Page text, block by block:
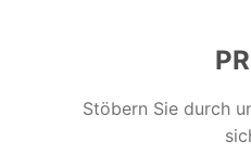
Stöbern Sie durch